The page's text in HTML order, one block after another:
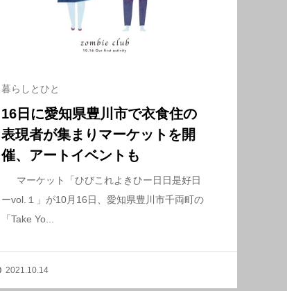
暮らしとひと
16日に愛知県豊川市で衣食住の
表現者が集まりマーケットを開
催、アートイベントも
マーケット「ひびこれよきひー日日是好日
ーvol.１」が10月16日、愛知県豊川市千両町の
「Take Yo...
2021.10.14